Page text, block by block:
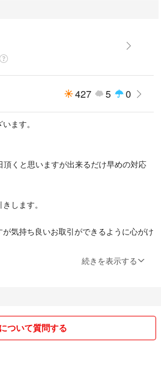
427 5 0
ます。
くと思いますが出来るだけ早めの対応
します。
気持ち良いお取引ができるように心がけ
質な方はご遠慮ください。
続きを表示する
ついて質問する